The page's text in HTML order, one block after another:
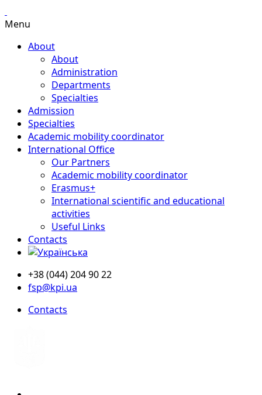
Menu
About
About
Administration
Departments
Specialties
Admission
Specialties
Academic mobility coordinator
International Office
Our Partners
Academic mobility coordinator
Erasmus+
International scientific and educational
activities
Useful Links
Contacts
+38 (044) 204 90 22
fsp@kpi.ua
Contacts